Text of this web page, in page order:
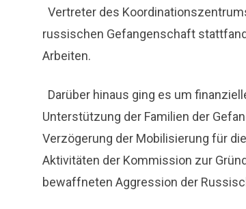
Vertreter des
russischen Gefangenschaft
Arbeiten.
Darüber hinaus ging es um
Unterstützung der Familien der
Verzögerung der Mobilisierung für
Aktivitäten der Kommission zur
bewaffneten Aggression der